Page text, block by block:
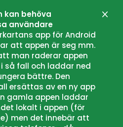
kan behöva
användare
app för Android
att appen är seg mm.
man raderar appen
så fall och laddar ned
bättre. Den
ersättas av en ny app
gamla appen laddar
lokalt i appen (för
men det innebär att